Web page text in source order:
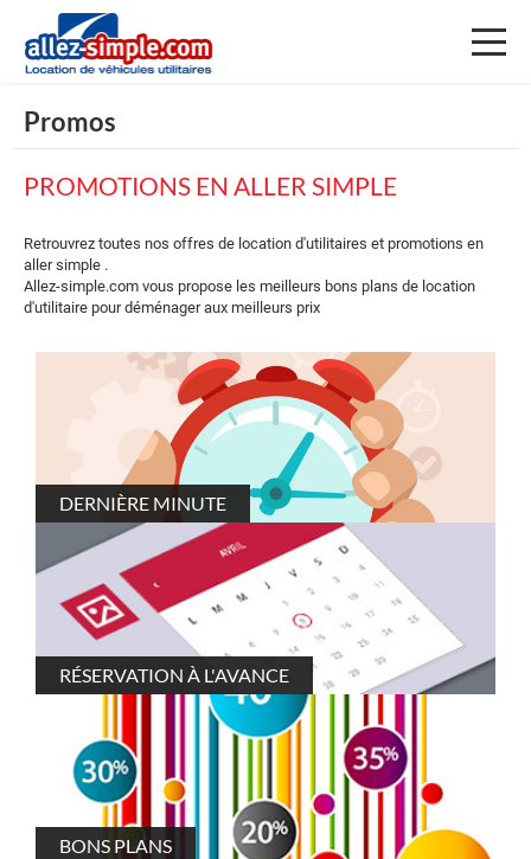
Promos
PROMOTIONS EN ALLER SIMPLE
Retrouvrez toutes nos offres de location d'utilitaires et promotions en
aller simple .
Allez-simple.com vous propose les meilleurs bons plans de location
d'utilitaire pour déménager aux meilleurs prix
DERNIÈRE MINUTE
RÉSERVATION À L'AVANCE
BONS PLANS